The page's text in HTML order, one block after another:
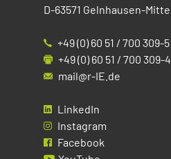
D-63571 Gelnhausen-Mitte
+49 (0) 60 51 / 700 309-5
+49 (0) 60 51 / 700 309-4
mail@r-IE.de
LinkedIn
Instagram
Facebook